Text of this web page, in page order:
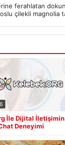
ferahlatan
çilekli magnolia
İle Dijital
Deneyimi